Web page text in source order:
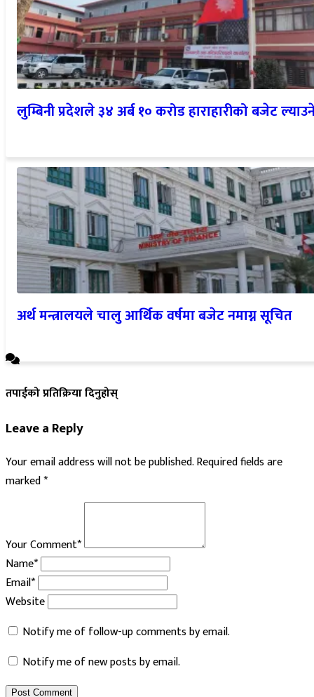
लुम्बिनी प्रदेशले ३४ अर्ब १० करोड हाराहारीको बजेट
अर्थ मन्त्रालयले चालु आर्थिक वर्षमा बजेट नमाग्न सूचित
तपाईको प्रतिक्रिया दिनुहोस्
Leave a Reply
Your email address will not be published.Required fields are
marked*
Your Comment*
Name*
Email*
Website
Notify me of follow-up comments by email.
Notify me of new posts by email.